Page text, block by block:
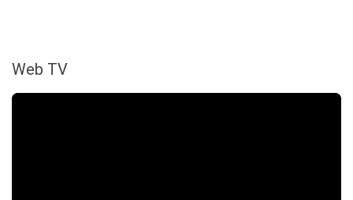
Web TV